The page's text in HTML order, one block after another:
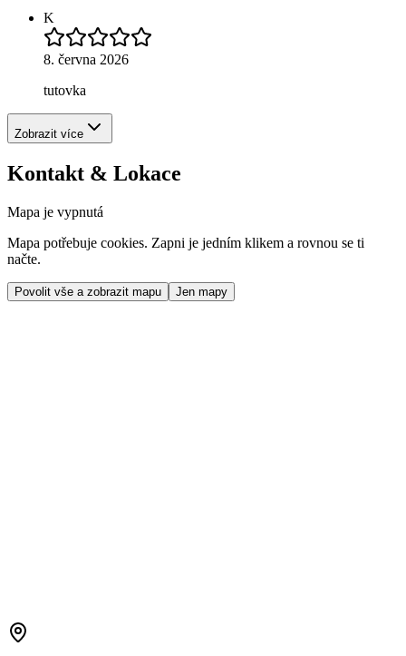
K
8. června 2026
tutovka
Zobrazit více
Kontakt & Lokace
Mapa je vypnutá
Mapa potřebuje cookies. Zapni je jedním klikem a rovnou se ti
načte.
Povolit vše a zobrazit mapu Jen mapy